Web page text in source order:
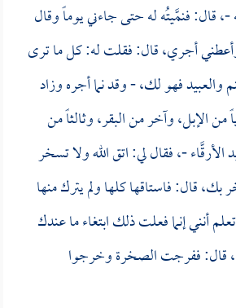
قال: فنمَّيتُه له حتى جاءني يوماً وقال
وأعطني أجري، قال: فقلت له: كل ما ترى
والعبيد فهو لك، - وقد نما أجره وزاد
الإبل، وآخر من البقر، وثالثاً من
الأرقَّاء -، فقال لي: اتق الله ولا تسخر
قال: فاستاقها كلها ولم يترك منها
أنني إنما فعلت ذلك ابتغاء ما عندك
قال: ففرجت الصخرة وخرجوا